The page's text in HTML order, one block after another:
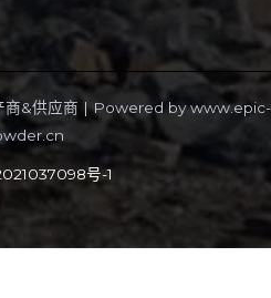
商&供应商 | Powered bywww.epic-
号-1